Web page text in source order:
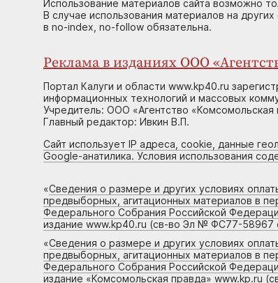
Использование материалов сайта возможно
В случае использования материалов на
в no-index, no-follow обязательна.
Реклама в изданиях ООО
Портал Калуги и области www.kp40.ru
информационных технологий и массовых
Учредитель: ООО «Агентство «Комсомольская
Главный редактор: Ивкин В.П.
Сайт использует IP адреса, cookie, данные
Google-анатилика. Условия использования
«Сведения о размере и других условиях
предвыборных, агитационных материалов в
Федерального Собрания Российской
издание www.kp40.ru (св-во Эл № ФС77-58967
«Сведения о размере и других условиях
предвыборных, агитационных материалов в
Федерального Собрания Российской
издание «Комсомольская правда» www.kp.ru